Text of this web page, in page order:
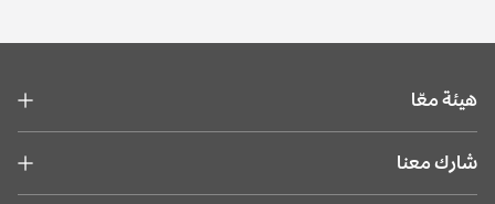
تمكين المسؤولية المجتمعية للشركات
اعرف المزيد
هيئة معّا
شارك معنا